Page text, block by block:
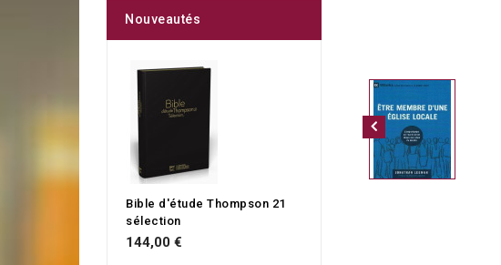
Nouveautés
Bible d'étude Thompson 21
sélection
144,00 €